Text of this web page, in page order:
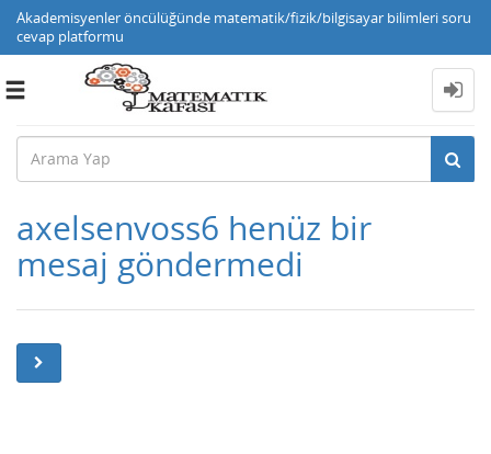
Akademisyenler öncülüğünde matematik/fizik/bilgisayar bilimleri soru
cevap platformu
Toggle
axelsenvoss6 henüz bir
mesaj göndermedi